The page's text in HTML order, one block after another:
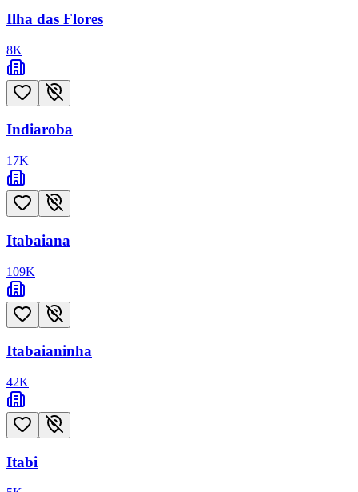
Ilha das Flores
8K
Indiaroba
17K
Itabaiana
109K
Itabaianinha
42K
Itabi